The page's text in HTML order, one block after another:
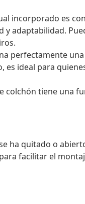
incorporado es
adaptabilidad.
perfectamente
ideal para
colchón tiene una
ha quitado o
facilitar el